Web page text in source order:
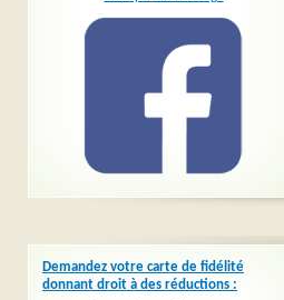
Demandez votre carte de fidélité
donnant droit à des réductions :